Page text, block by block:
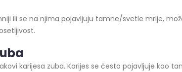
ili se na njima pojavljuju tamne/svetle mrlje,
a
karijesa zuba. Karijes se često pojavljuje kao